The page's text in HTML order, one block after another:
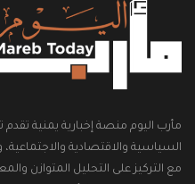
مأرب اليوم منصة إخبارية يمنية
السياسية والاقتصادية
مع التركيز على التحليل المتوازن